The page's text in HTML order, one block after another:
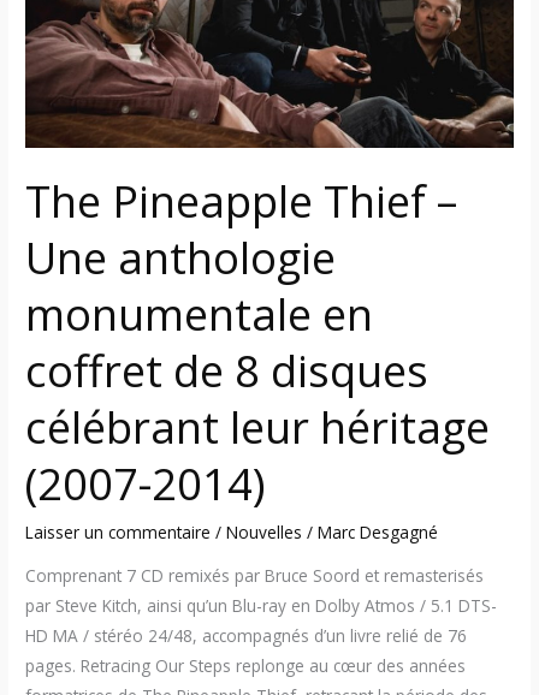
The Pineapple Thief –
Une anthologie
monumentale en
coffret de 8 disques
célébrant leur héritage
(2007-2014)
Laisser un commentaire /Nouvelles /Marc Desgagné
Comprenant 7 CD remixés par Bruce Soord et remasterisés
par Steve Kitch, ainsi qu’un Blu-ray en Dolby Atmos / 5.1 DTS-
HD MA / stéréo 24/48, accompagnés d’un livre relié de 76
pages. Retracing Our Steps replonge au cœur des années
anthologie
monumentale
en
coffret
de
disques
célébrant
(2007-